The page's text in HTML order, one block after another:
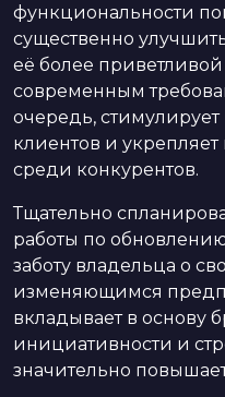
функциональности
существенно
её более
современным
очередь,
клиентов и
среди конкурентов.
Тщательно
работы по
заботу владельца о
изменяющимся
вкладывает в основу
инициативности и
значительно